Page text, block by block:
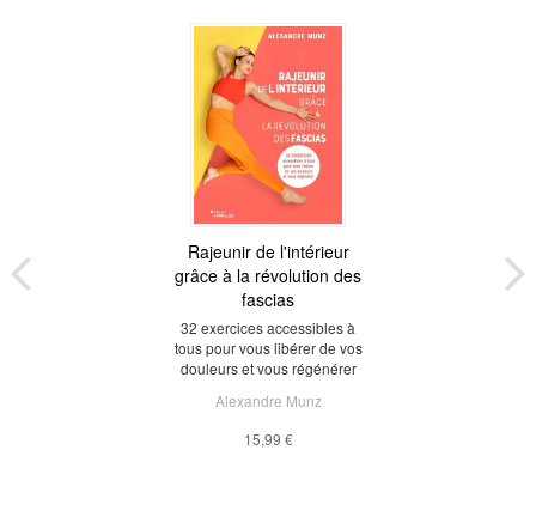
Rajeunir de l'intérieur
grâce à la révolution des
fascias
32 exercices accessibles à
tous pour vous libérer de vos
douleurs et vous régénérer
Alexandre Munz
15,99 €